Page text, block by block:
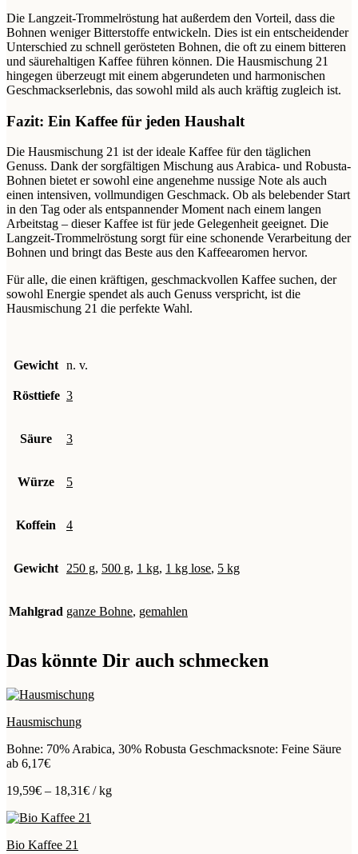
Die Langzeit-Trommelröstung hat außerdem den Vorteil, dass die
Bohnen weniger Bitterstoffe entwickeln. Dies ist ein entscheidender
Unterschied zu schnell gerösteten Bohnen, die oft zu einem bitteren
und säurehaltigen Kaffee führen können. Die Hausmischung 21
hingegen überzeugt mit einem abgerundeten und harmonischen
Geschmackserlebnis, das sowohl mild als auch kräftig zugleich ist.
Fazit: Ein Kaffee für jeden Haushalt
Die Hausmischung 21 ist der ideale Kaffee für den täglichen
Genuss. Dank der sorgfältigen Mischung aus Arabica- und Robusta-
Bohnen bietet er sowohl eine angenehme nussige Note als auch
einen intensiven, vollmundigen Geschmack. Ob als belebender Start
in den Tag oder als entspannender Moment nach einem langen
Arbeitstag – dieser Kaffee ist für jede Gelegenheit geeignet. Die
Langzeit-Trommelröstung sorgt für eine schonende Verarbeitung der
Bohnen und bringt das Beste aus den Kaffeearomen hervor.
Für alle, die einen kräftigen, geschmackvollen Kaffee suchen, der
sowohl Energie spendet als auch Genuss verspricht, ist die
Hausmischung 21 die perfekte Wahl.
Gewicht n. v.
Rösttiefe 3
Säure 3
Würze 5
Koffein 4
Gewicht 250 g, 500 g, 1 kg, 1 kg lose, 5 kg
Mahlgrad ganze Bohne, gemahlen
Das könnte Dir auch schmecken
Hausmischung
Bohne: 70% Arabica, 30% Robusta Geschmacksnote: Feine Säure
ab 6,17€
19,59€ – 18,31€ /kg
Bio Kaffee 21